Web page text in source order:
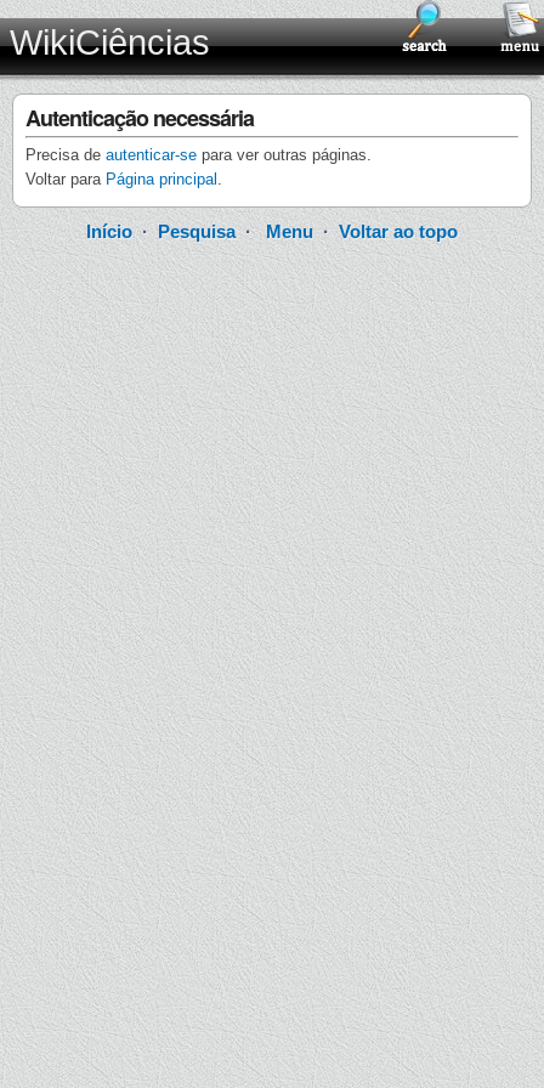
WikiCiências
Autenticação necessária
Precisa de autenticar-se para ver outras páginas.
Voltar para Página principal .
Início · Pesquisa·Menu ·Voltar ao topo